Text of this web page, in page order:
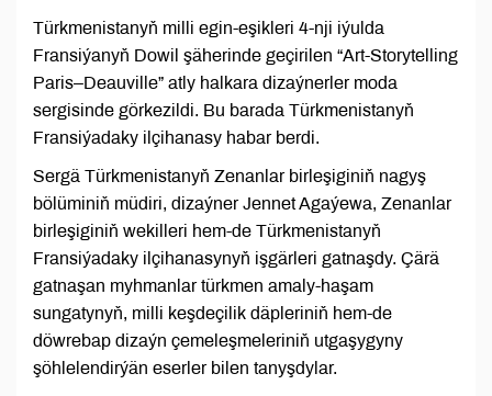
Türkmenistanyň milli egin-eşikleri 4-nji iýulda
Fransiýanyň Dowil şäherinde geçirilen “Art-Storytelling
Paris–Deauville” atly halkara dizaýnerler moda
sergisinde görkezildi. Bu barada Türkmenistanyň
Fransiýadaky ilçihanasy habar berdi.
Sergä Türkmenistanyň Zenanlar birleşiginiň nagyş
bölüminiň müdiri, dizaýner Jennet Agaýewa, Zenanlar
birleşiginiň wekilleri hem-de Türkmenistanyň
Fransiýadaky ilçihanasynyň işgärleri gatnaşdy. Çärä
gatnaşan myhmanlar türkmen amaly-haşam
sungatynyň, milli keşdeçilik däpleriniň hem-de
döwrebap dizaýn çemeleşmeleriniň utgaşygyny
şöhlelendirýän eserler bilen tanyşdylar.